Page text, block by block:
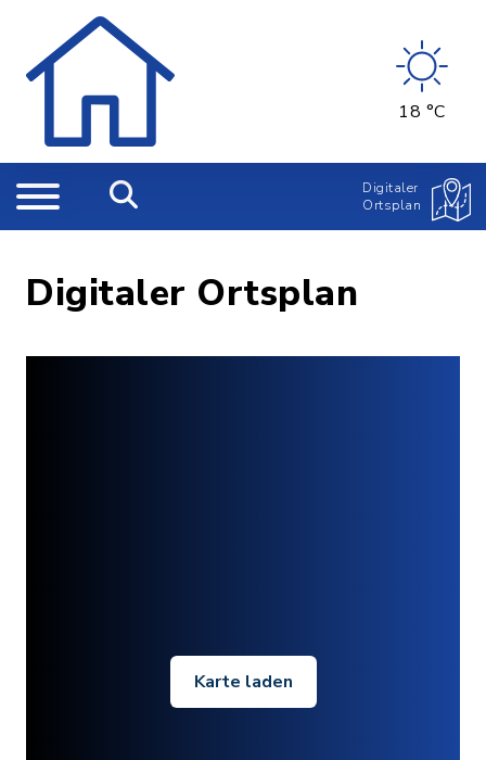
18 °C
Digitaler
Ortsplan
Digitaler Ortsplan
Karte laden